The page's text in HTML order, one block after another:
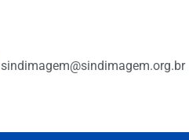
sindimagem@sindimagem.org.br